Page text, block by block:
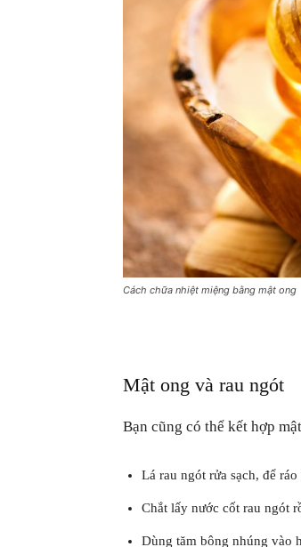
Cách chữa nhiệt miệng bằng mật ong
Mật ong và rau ngót
Bạn cũng có thể kết hợp
Lá rau ngót rửa sạch, để
Chắt lấy nước cốt rau ngót
Dùng tăm bông nhúng vào